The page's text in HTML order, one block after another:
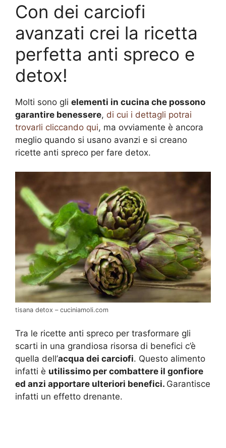
Con dei carciofi
avanzati crei la ricetta
perfetta anti spreco e
detox!
Molti sono gli elementi in cucina che possono
garantire benessere, di cui i dettagli potrai
trovarli cliccando qui, ma ovviamente è ancora
meglio quando si usano avanzi e si creano
ricette anti spreco per fare detox.
tisana detox – cuciniamoli.com
Tra le ricette anti spreco per trasformare gli
scarti in una grandiosa risorsa di benefici c’è
quella dell’acqua dei carciofi. Questo alimento
infatti è utilissimo per combattere il gonfiore
ed anzi apportare ulteriori benefici. Garantisce
infatti un effetto drenante.